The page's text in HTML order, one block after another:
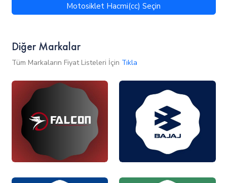
Motosiklet Hacmi(cc) Seçin
Diğer Markalar
Tüm Markaların Fiyat Listeleri İçin Tıkla